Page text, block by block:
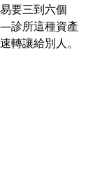
要三到六個
診所這種資產
轉讓給別人。